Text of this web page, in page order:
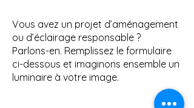
Vous avez un projet d’aménagement
ou d’éclairage responsable ?
Parlons-en. Remplissez le formulaire
ci-dessous et imaginons ensemble un
luminaire à votre image.